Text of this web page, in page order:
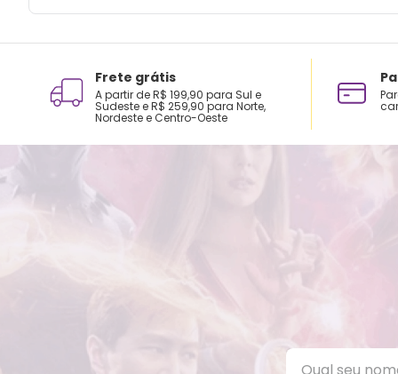
Frete grátis
A partir de R$ 199,90 para Sul e
Sudeste e R$ 259,90 para Norte,
Nordeste e Centro-Oeste